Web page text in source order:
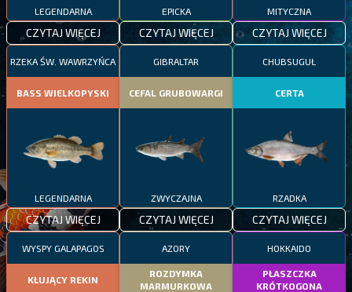
LEGENDARNA
CZYTAJ WIĘCEJ
EPICKA
CZYTAJ WIĘCEJ
MITYCZNA
CZYTAJ WIĘCEJ
RZEKA ŚW. WAWRZYŃCA
BASS WIELKOPYSKI
LEGENDARNA
CZYTAJ WIĘCEJ
GIBRALTAR
CEFAL GRUBOWARGI
ZWYCZAJNA
CZYTAJ WIĘCEJ
CHUBSUGUŁ
CERTA
RZADKA
CZYTAJ WIĘCEJ
WYSPY GALAPAGOS
KŁUJĄCY REKIN
AZORY
ROZDYMKA
MARMURKOWA
HOKKAIDO
PŁASZCZKA
KRÓTKOGONA